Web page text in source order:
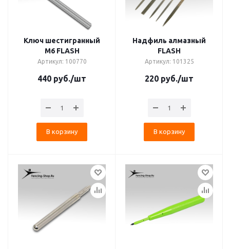
Ключ шестигранный
М6 FLASH
Артикул: 100770
440 руб./шт
В корзину
Надфиль алмазный
FLASH
Артикул: 101325
220 руб./шт
В корзину